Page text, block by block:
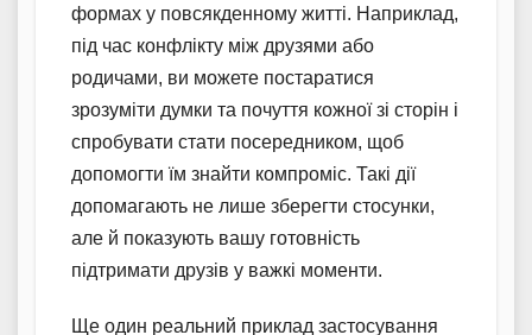
формах у повсякденному житті. Наприклад,
під час конфлікту між друзями або
родичами, ви можете постаратися
зрозуміти думки та почуття кожної зі сторін і
спробувати стати посередником, щоб
допомогти їм знайти компроміс. Такі дії
допомагають не лише зберегти стосунки,
але й показують вашу готовність
підтримати друзів у важкі моменти.
Ще один реальний приклад застосування